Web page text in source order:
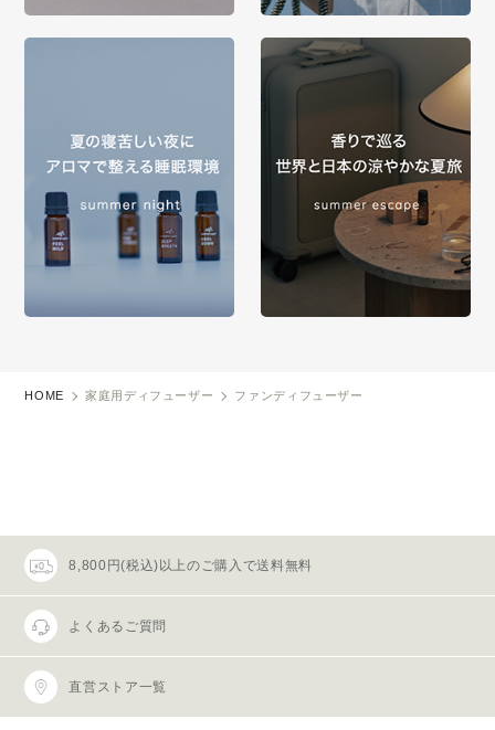
HOME 家庭用ディフューザー ファンディフューザー
8,800円(税込)以上のご購入で送料無料
よくあるご質問
直営ストア一覧